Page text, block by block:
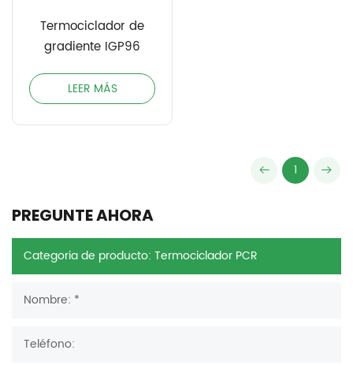
Termociclador de
gradiente IGP96
LEER MÁS
1
PREGUNTE AHORA